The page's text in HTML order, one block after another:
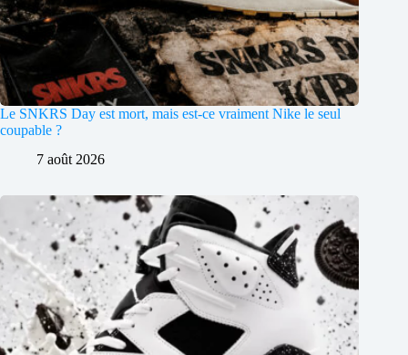
Le SNKRS Day est mort, mais est-ce vraiment Nike le seul
coupable ?
7 août 2026